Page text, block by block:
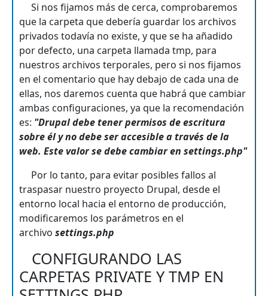
Si nos fijamos más de cerca, comprobaremos
que la carpeta que debería guardar los archivos
privados todavía no existe, y que se ha añadido
por defecto, una carpeta llamada tmp, para
nuestros archivos terporales, pero si nos fijamos
en el comentario que hay debajo de cada una de
ellas, nos daremos cuenta que habrá que cambiar
ambas configuraciones, ya que la recomendación
es: "Drupal debe tener permisos de escritura
sobre él y no debe ser accesible a través de la
web. Este valor se debe cambiar en settings.php"
Por lo tanto, para evitar posibles fallos al
traspasar nuestro proyecto Drupal, desde el
entorno local hacia el entorno de producción,
modificaremos los parámetros en el
archivo settings.php
CONFIGURANDO LAS
CARPETAS PRIVATE Y TMP EN